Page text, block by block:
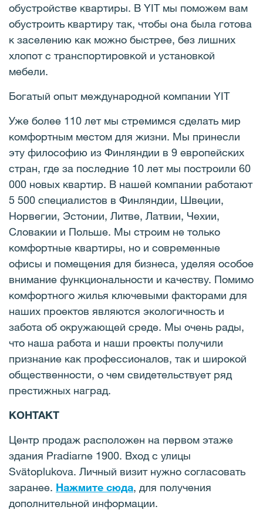
обустройстве квартиры. В YIT мы поможем вам
обустроить квартиру так, чтобы она была готова
к заселению как можно быстрее, без лишних
хлопот с транспортировкой и установкой
мебели.
Богатый опыт международной компании YIT
Уже более 110 лет мы стремимся сделать мир
комфортным местом для жизни. Мы принесли
эту философию из Финляндии в 9 европейских
стран, где за последние 10 лет мы построили 60
000 новых квартир. В нашей компании работают
5 500 специалистов в Финляндии, Швеции,
Норвегии, Эстонии, Литве, Латвии, Чехии,
Словакии и Польше. Мы строим не только
комфортные квартиры, но и современные
офисы и помещения для бизнеса, уделяя особое
внимание функциональности и качеству. Помимо
комфортного жилья ключевыми факторами для
наших проектов являются экологичность и
забота об окружающей среде. Мы очень рады,
что наша работа и наши проекты получили
признание как профессионалов, так и широкой
общественности, о чем свидетельствует ряд
престижных наград.
КОНТАКТ
Центр продаж расположен на первом этаже
здания Pradiarne 1900. Вход с улицы
Svätoplukova. Личный визит нужно согласовать
заранее. Нажмите сюда, для получения
дополнительной информации.